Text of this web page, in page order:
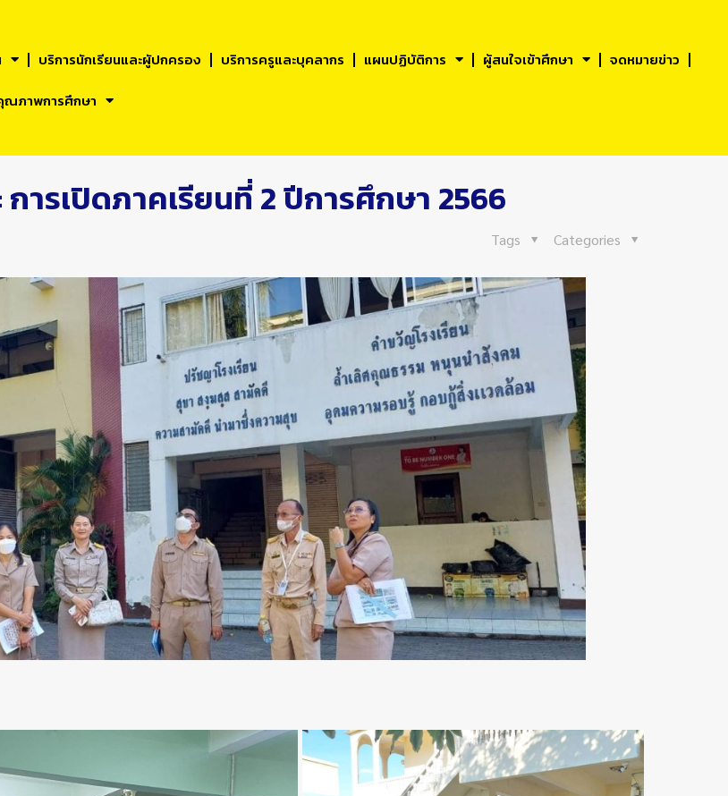
บริการนักเรียนและผูัปกครอง บริการครูและบุคลากร แผนปฏิบัติการ ผู้สนใจเข้าศึกษา
จดหมายข่าว
ณภาพการศึกษา
ารเปิดภาคเรียนที่ 2 ปีการศึกษา 2566
Categories
Tags